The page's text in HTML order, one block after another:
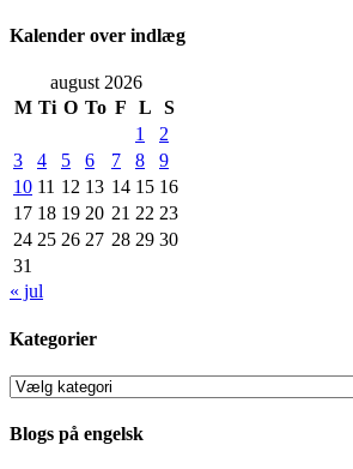
Kalender over indlæg
august 2026
M Ti O To F L
S
1
2
3
4 5 6 7 8
9
10 11 12 13 14 15 16
17 18 19 20 21 22 23
24 25 26 27 28 29 30
31
« jul
Kategorier
Kategorier
Blogs på engelsk